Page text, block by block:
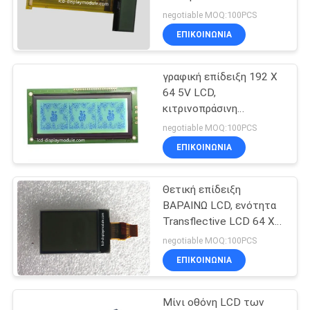
SITEMAP
ΠΟΛΙΤΙΚΉ
ΑΠΟΡΡΉΤΟΥ
ενότητα επίδειξης
LCD
21
Οθόνη TFT lcd
των άσπρων οδηγήσεων
ISO14001 FSTN
negotiable MOQ:100PCS
ΕΠΙΚΟΙΝΩΝΊΑ
γραφική επίδειξη 192 X
64 5V LCD,
κιτρινοπράσινη
μεταδιδόμενη ενότητα
ΣΠΑΔΊΚΩΝ LCD STN
negotiable MOQ:100PCS
ΕΠΙΚΟΙΝΩΝΊΑ
Θετική επίδειξη
ΒΑΡΑΙΝΩ LCD, ενότητα
Transflective LCD 64 X
128 άσπρων οδηγήσεων
9.5V
negotiable MOQ:100PCS
ΕΠΙΚΟΙΝΩΝΊΑ
Μίνι οθόνη LCD των